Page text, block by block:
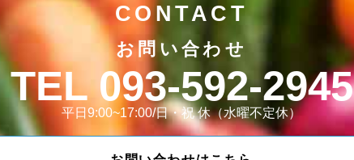
CONTACT
お問い合わせ
093-592-2945
平日9:00~17:00/日・祝 休（水曜不定休）